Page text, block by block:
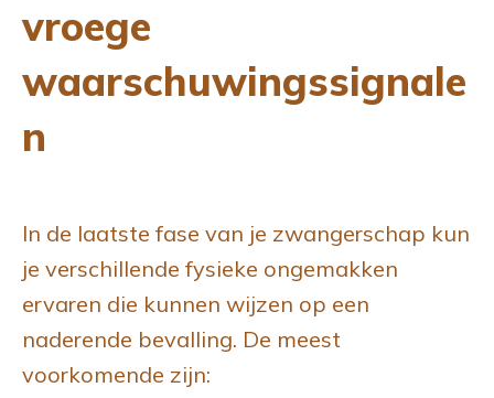
vroege
waarschuwingssignale
n
In de laatste fase van je zwangerschap kun
je verschillende fysieke ongemakken
ervaren die kunnen wijzen op een
naderende bevalling. De meest
voorkomende zijn: